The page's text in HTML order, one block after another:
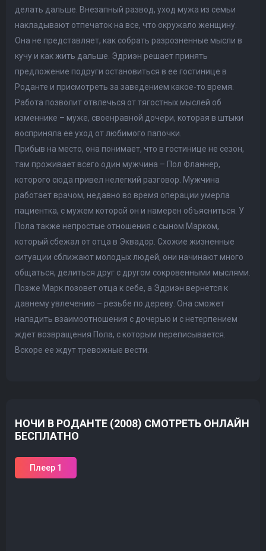
делать дальше. Внезапный развод, уход мужа из семьи
накладывают отпечаток на все, что окружало женщину.
Она не представляет, как собрать разрозненные мысли в
кучу и как жить дальше. Эдриэн решает принять
предложение подруги остановиться в ее гостинице в
Роданте и присмотреть за заведением какое-то время.
Работа позволит отвлечься от тягостных мыслей об
изменнике – муже, своенравной дочери, которая в штыки
восприняла ее уход от любимого папочки.
Прибыв на место, она понимает, что в гостинице не сезон,
там проживает всего один мужчина – Пол Фланнер,
которого сюда привел нелегкий разговор. Мужчина
работает врачом, недавно во время операции умерла
пациентка, с мужем которой он и намерен объясниться. У
Пола также непростые отношения с сыном Марком,
который сбежал от отца в Эквадор. Схожие жизненные
ситуации сближают молодых людей, они начинают много
общаться, делиться друг с другом сокровенными мыслями.
Позже Марк позовет отца к себе, а Эдриэн вернется к
давнему увлечению – резьбе по дереву. Она сможет
наладить взаимоотношения с дочерью и с нетерпением
ждет возвращения Пола, с которым переписывается.
Вскоре ее ждут тревожные вести.
НОЧИ В РОДАНТЕ (2008) СМОТРЕТЬ ОНЛАЙН
БЕСПЛАТНО
Плеер 1